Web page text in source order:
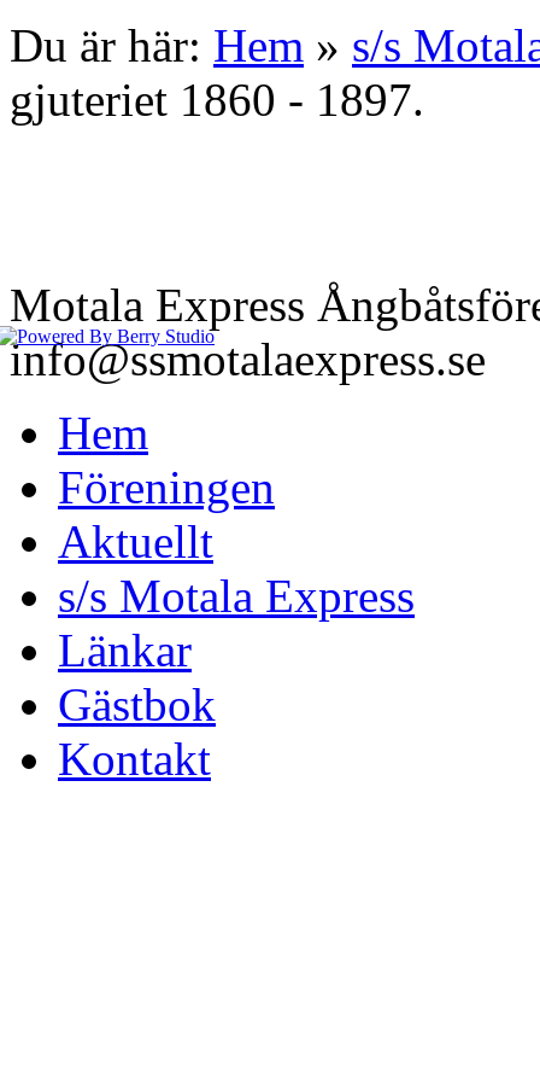
Du är här: Hem » s/s
gjuteriet 1860 - 1897.
Motala Express
info@ssmotalaexpress.se
Hem
Föreningen
Aktuellt
s/s Motala Express
Länkar
Gästbok
Kontakt